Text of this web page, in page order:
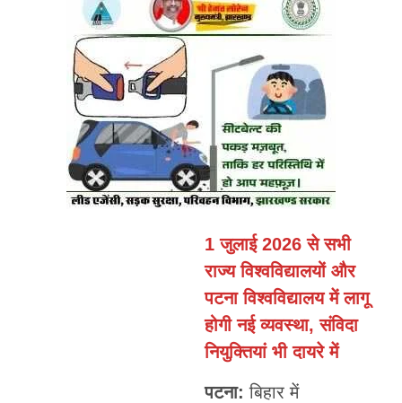
1 जुलाई 2026 से सभी
राज्य विश्वविद्यालयों और
पटना विश्वविद्यालय में लागू
होगी नई व्यवस्था, संविदा
नियुक्तियां भी दायरे में
पटना: बिहार में